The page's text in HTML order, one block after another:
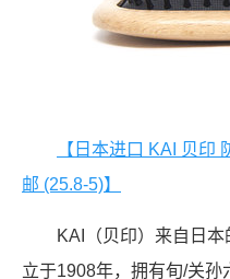
【日本进口 KAI 贝印
邮 (25.8-5)】
KAI（贝印）来自日
立于1908年，拥有旬/关